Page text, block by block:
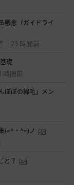
懸念（ガイドライ
23 時間前
礎
時間前
ぽぽの綿毛」メン
(=^・^=)ノ
と？